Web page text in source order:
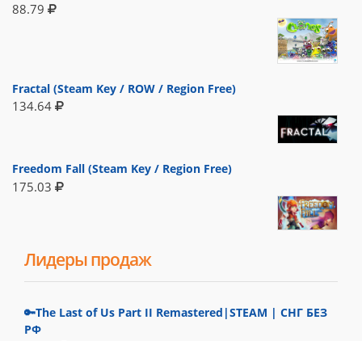
88.79
Fractal (Steam Key / ROW / Region Free)
134.64
Freedom Fall (Steam Key / Region Free)
175.03
Лидеры продаж
🔑The Last of Us Part II Remastered|STEAM | СНГ БЕЗ
РФ